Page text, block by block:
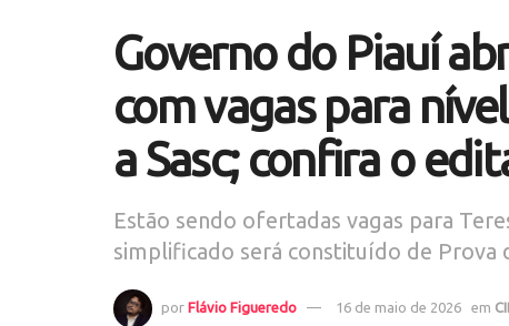
Governo do Piauí
com vagas para
a Sasc; confira o
Estão sendo ofertadas vagas para
simplificado será constituído de Prova
por Flávio Figueredo 16 de maio de 2026 em